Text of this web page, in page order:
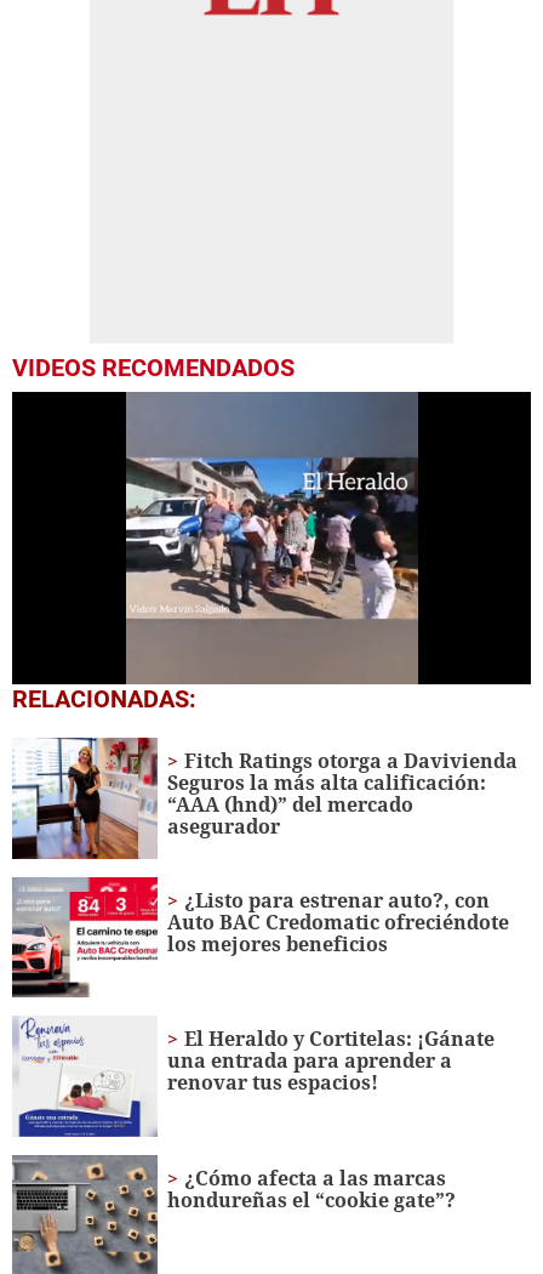
VIDEOS RECOMENDADOS
0
seconds
44
seconds
RELACIONADAS:
Fitch Ratings otorga a Davivienda
Seguros la más alta calificación:
“AAA (hnd)” del mercado
asegurador
¿Listo para estrenar auto?, con
Auto BAC Credomatic ofreciéndote
los mejores beneficios
El Heraldo y Cortitelas: ¡Gánate
una entrada para aprender a
renovar tus espacios!
¿Cómo afecta a las marcas
hondureñas el “cookie gate”?